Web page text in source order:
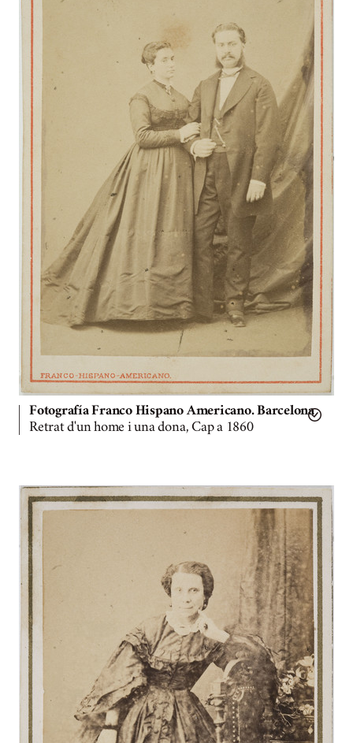
Fotografía Franco Hispano Americano. Barcelona
Retrat d'un home i una dona, Cap a 1860